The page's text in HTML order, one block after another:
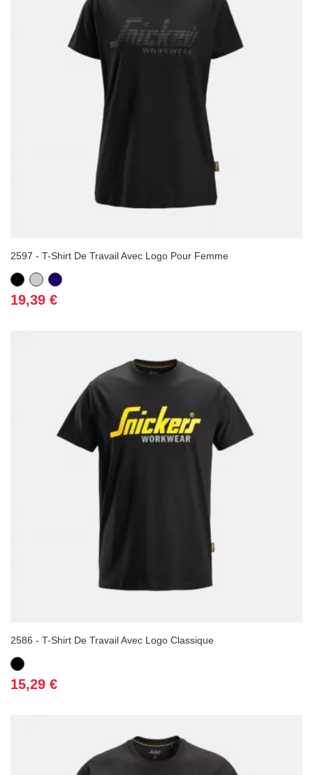
2597 - T-Shirt De Travail Avec Logo Pour Femme
Noir Gris Bleu
marine
Prix
19,39 €
2586 - T-Shirt De Travail Avec Logo Classique
Noir
Prix
15,29 €